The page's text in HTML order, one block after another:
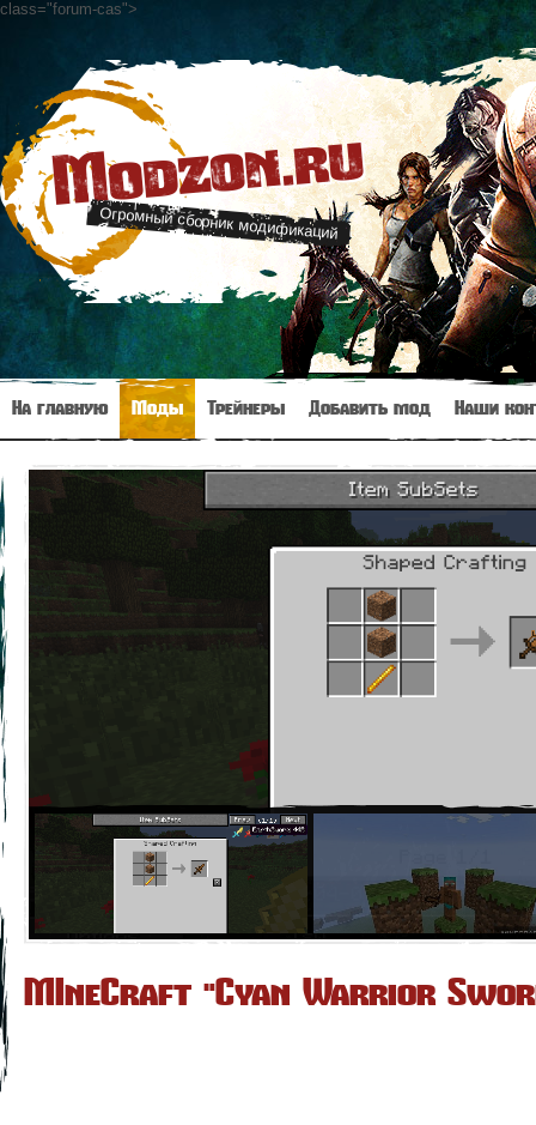
class="forum-cas">
Modzon.ru
Огромный сборник модификаций
На главную Моды Трейнеры Добавить мод Наши
MIneCraft "Cyan Warrior